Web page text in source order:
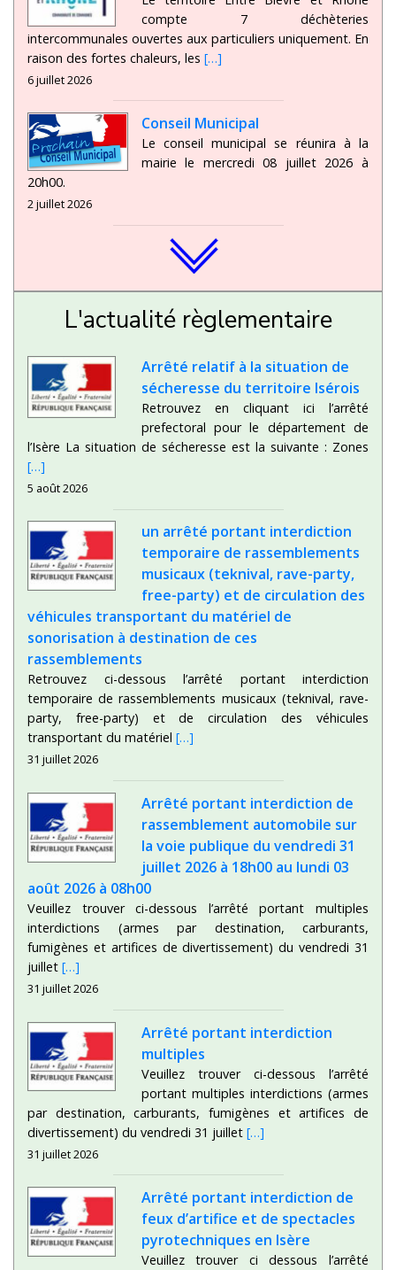
compte 7 déchèteries
intercommunales ouvertes aux particuliers uniquement. En
raison des fortes chaleurs, les […]
6 juillet 2026
Conseil Municipal
Le conseil municipal se réunira à la
mairie le mercredi 08 juillet 2026 à
20h00.
2 juillet 2026
L'actualité règlementaire
Arrêté relatif à la situation de
sécheresse du territoire Isérois
Retrouvez en cliquant ici l’arrêté
prefectoral pour le département de
l’Isère La situation de sécheresse est la suivante : Zones
[…]
5 août 2026
un arrêté portant interdiction
temporaire de rassemblements
musicaux (teknival, rave-party,
free-party) et de circulation des
véhicules transportant du matériel de
sonorisation à destination de ces
rassemblements
Retrouvez ci-dessous l’arrêté portant interdiction
temporaire de rassemblements musicaux (teknival, rave-
party, free-party) et de circulation des véhicules
transportant du matériel […]
31 juillet 2026
Arrêté portant interdiction de
rassemblement automobile sur
la voie publique du vendredi 31
juillet 2026 à 18h00 au lundi 03
août 2026 à 08h00
Veuillez trouver ci-dessous l’arrêté portant multiples
interdictions (armes par destination, carburants,
fumigènes et artifices de divertissement) du vendredi 31
juillet […]
31 juillet 2026
Arrêté portant interdiction
multiples
Veuillez trouver ci-dessous l’arrêté
portant multiples interdictions (armes
par destination, carburants, fumigènes et artifices de
divertissement) du vendredi 31 juillet […]
31 juillet 2026
Arrêté portant interdiction de
feux d’artifice et de spectacles
pyrotechniques en Isère
Veuillez trouver ci dessous l’arrêté